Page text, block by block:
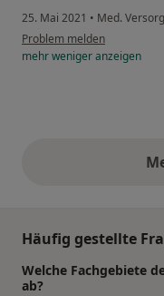
25. Mai 2021 • Med.
Problem melden
mehrwenigeranzeigen
Häufig gestellte
Welche Fachgebiete
ab?